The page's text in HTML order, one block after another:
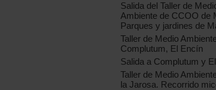
Salida del Taller de
Ambiente de CCOO de
Parques y jardines de
Taller de Medio
Complutum, El Encín
Salida a Complutum y
Taller de Medio
la Jarosa. Recorrido